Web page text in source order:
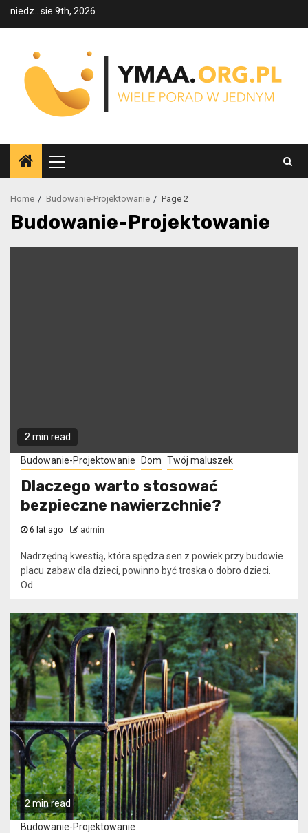
Skipniedz.. sie 9th, 2026
Menu
Home Budowanie-Projektowanie Page 2
Budowanie-Projektowanie
2 min read
Budowanie-Projektowanie Dom Twój maluszek
Dlaczego warto stosować
bezpieczne nawierzchnie?
6 lat ago admin
Nadrzędną kwestią, która spędza sen z powiek przy budowie
placu zabaw dla dzieci, powinno być troska o dobro dzieci.
Od...
2 min read
Budowanie-Projektowanie